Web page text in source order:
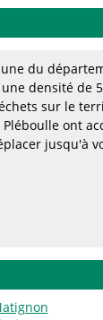
du
densité de
sur le
ont
jusqu'à